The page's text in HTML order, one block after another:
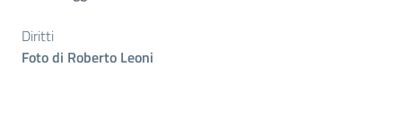
Diritti
Foto di Roberto Leoni